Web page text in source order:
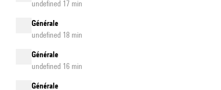
undefined 17 min
Générale
undefined 18 min
Générale
undefined 16 min
Générale